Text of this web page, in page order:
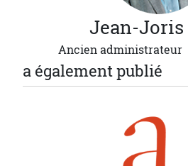
Jean-Joris
Ancien administrateur
a également publié